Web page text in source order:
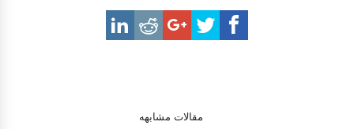
مقالات مشابهه